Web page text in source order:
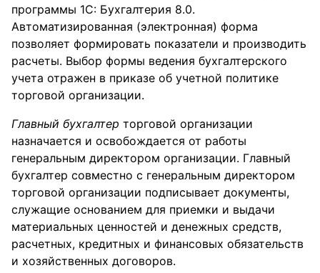
программы 1С: Бухгалтерия 8.0.
Автоматизированная (электронная) форма
позволяет формировать показатели и производить
расчеты. Выбор формы ведения бухгалтерского
учета отражен в приказе об учетной политике
торговой организации.
Главный бухгалтер торговой организации
назначается и освобождается от работы
генеральным директором организации. Главный
бухгалтер совместно с генеральным директором
торговой организации подписывает документы,
служащие основанием для приемки и выдачи
материальных ценностей и денежных средств,
расчетных, кредитных и финансовых обязательств
и хозяйственных договоров.